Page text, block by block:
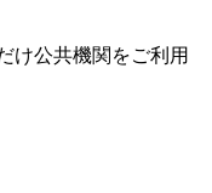
け公共機関をご利用